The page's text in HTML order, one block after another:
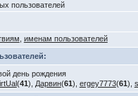
пользователей
именам пользователей
день рождения
(41), Дарвин(61), ergey7773(61),